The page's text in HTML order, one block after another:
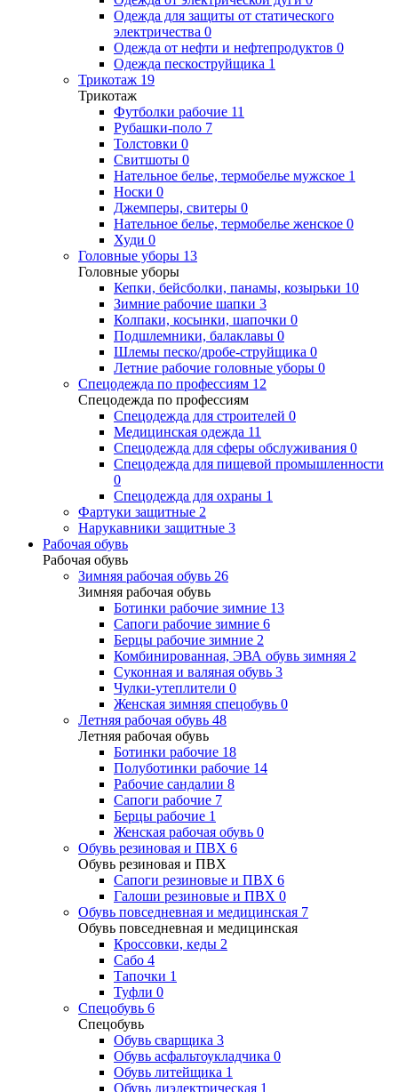
Одежда для защиты от статического
электричества 0
Одежда от нефти и нефтепродуктов 0
Одежда пескоструйщика 1
Трикотаж 19
Трикотаж
Футболки рабочие 11
Рубашки-поло 7
Толстовки 0
Свитшоты 0
Нательное белье, термобелье мужское 1
Носки 0
Джемперы, свитеры 0
Нательное белье, термобелье женское 0
Худи 0
Головные уборы 13
Головные уборы
Кепки, бейсболки, панамы, козырьки 10
Зимние рабочие шапки 3
Колпаки, косынки, шапочки 0
Подшлемники, балаклавы 0
Шлемы песко/дробе-струйщика 0
Летние рабочие головные уборы 0
Спецодежда по профессиям 12
Спецодежда по профессиям
Спецодежда для строителей 0
Медицинская одежда 11
Спецодежда для сферы обслуживания 0
Спецодежда для пищевой промышленности
0
Спецодежда для охраны 1
Фартуки защитные 2
Нарукавники защитные 3
Рабочая обувь
Рабочая обувь
Зимняя рабочая обувь 26
Зимняя рабочая обувь
Ботинки рабочие зимние 13
Сапоги рабочие зимние 6
Берцы рабочие зимние 2
Комбинированная, ЭВА обувь зимняя 2
Суконная и валяная обувь 3
Чулки-утеплители 0
Женская зимняя спецобувь 0
Летняя рабочая обувь 48
Летняя рабочая обувь
Ботинки рабочие 18
Полуботинки рабочие 14
Рабочие сандалии 8
Сапоги рабочие 7
Берцы рабочие 1
Женская рабочая обувь 0
Обувь резиновая и ПВХ 6
Обувь резиновая и ПВХ
Сапоги резиновые и ПВХ 6
Галоши резиновые и ПВХ 0
Обувь повседневная и медицинская 7
Обувь повседневная и медицинская
Кроссовки, кеды 2
Сабо 4
Тапочки 1
Туфли 0
Спецобувь 6
Спецобувь
Обувь сварщика 3
Обувь асфальтоукладчика 0
Обувь литейщика 1
Обувь диэлектрическая 1